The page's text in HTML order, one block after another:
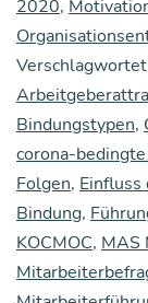
le
2020,
Bindungstypen,
corona-
Folgen,
Bindung,
KOCMOC, MAS